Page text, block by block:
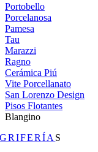
Portobello
Porcelanosa
Pamesa
Tau
Marazzi
Ragno
Cerámica Piú
Vite Porcellanato
San Lorenzo Design
Pisos Flotantes
Blangino
GRIFERÍA S